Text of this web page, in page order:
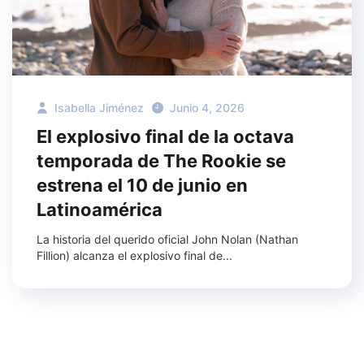
Isabella Jiménez Junio 4, 2026
El explosivo final de la octava
temporada de The Rookie se
estrena el 10 de junio en
Latinoamérica
La historia del querido oficial John Nolan (Nathan
Fillion) alcanza el explosivo final de...